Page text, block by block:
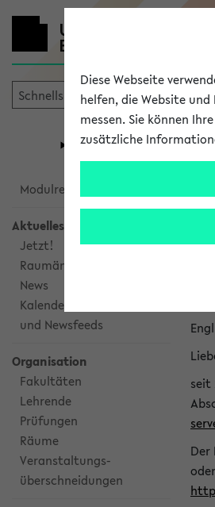
Universität
eKVV
Modulrecherche
Aktuelles
Jetzt!
Raumänderungen
News
Kalenderintegration
und Newsfeeds
Organisation
Fakultäten
Lehrende
Prüfungen
Räume
Veranstaltungs-
überschneidungen
seit
Der
Diese Webseite
helfen, die Website
messen. Sie können
zusätzliche